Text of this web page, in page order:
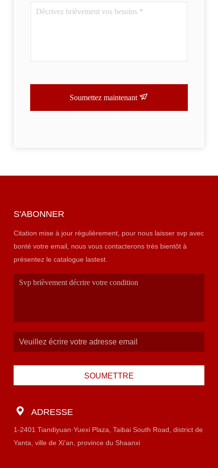
Soumettez maintenant
S'ABONNER
Citation mise à jour régulièrement, pour nous laisser svp avec
bonté votre email, nous vous contacterons très bientôt à
présentez le catalogue lastest.
SOUMETTRE
ADRESSE
1-2401 Tiandiyuan·Yuexi Plaza, Taibai South Road, district de
Yanta, ville de Xi'an, province du Shaanxi